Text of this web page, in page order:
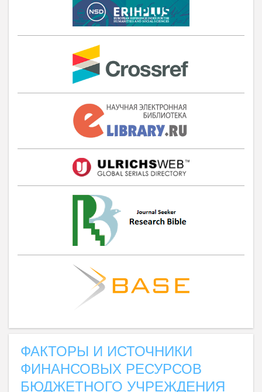
ФАКТОРЫ И ИСТОЧНИКИ
ФИНАНСОВЫХ РЕСУРСОВ
БЮДЖЕТНОГО УЧРЕЖДЕНИЯ